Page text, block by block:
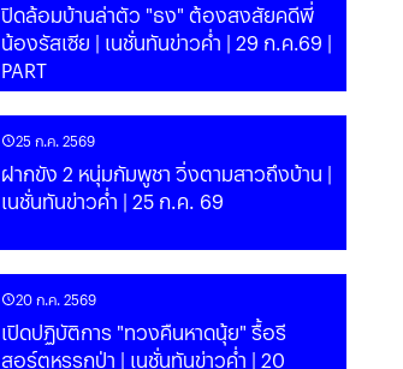
ปิดล้อมบ้านล่าตัว "ธง" ต้องสงสัยคดีพี่
น้องรัสเซีย | เนชั่นทันข่าวค่ำ | 29 ก.ค.69 |
PART
25 ก.ค. 2569
ฝากขัง 2 หนุ่มกัมพูชา วิ่งตามสาวถึงบ้าน |
เนชั่นทันข่าวค่ำ | 25 ก.ค. 69
20 ก.ค. 2569
เปิดปฏิบัติการ "ทวงคืนหาดนุ้ย" รื้อรี
สอร์ตหรูรุกป่า | เนชั่นทันข่าวค่ำ | 20